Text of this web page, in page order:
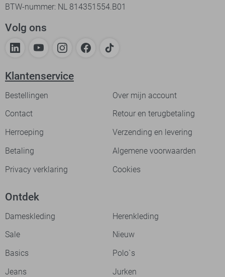
BTW-nummer: NL 814351554.B01
Volg ons
Klantenservice
Bestellingen
Over mijn account
Contact
Retour en terugbetaling
Herroeping
Verzending en levering
Betaling
Algemene voorwaarden
Privacy verklaring
Cookies
Ontdek
Dameskleding
Herenkleding
Sale
Nieuw
Basics
Polo`s
Jeans
Jurken